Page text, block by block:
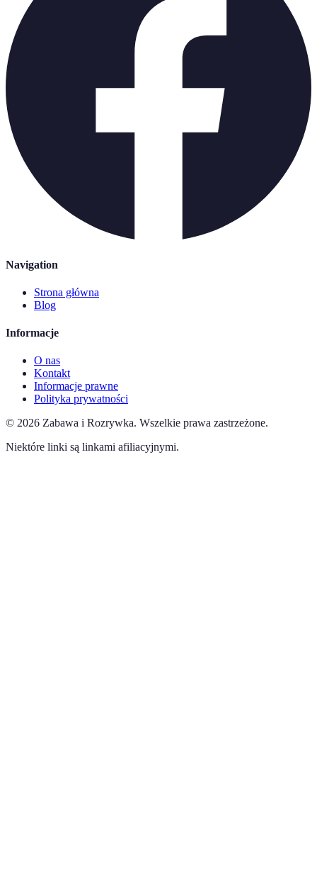
Navigation
Strona główna
Blog
Informacje
O nas
Kontakt
Informacje prawne
Polityka prywatności
© 2026 Zabawa i Rozrywka. Wszelkie prawa zastrzeżone.
Niektóre linki są linkami afiliacyjnymi.